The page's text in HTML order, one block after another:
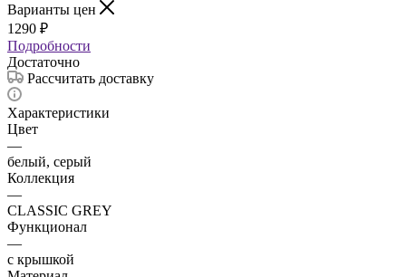
Варианты цен
1290 ₽
Подробности
Достаточно
Рассчитать доставку
Характеристики
Цвет
—
белый, серый
Коллекция
—
CLASSIC GREY
Функционал
—
с крышкой